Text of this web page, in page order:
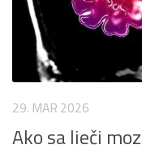
29. MAR 2026
Ako sa lieči